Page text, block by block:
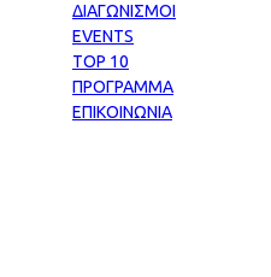
ΔΙΑΓΩΝΙΣΜΟΙ
EVENTS
TOP 10
ΠΡΟΓΡΑΜΜΑ
ΕΠΙΚΟΙΝΩΝΙΑ